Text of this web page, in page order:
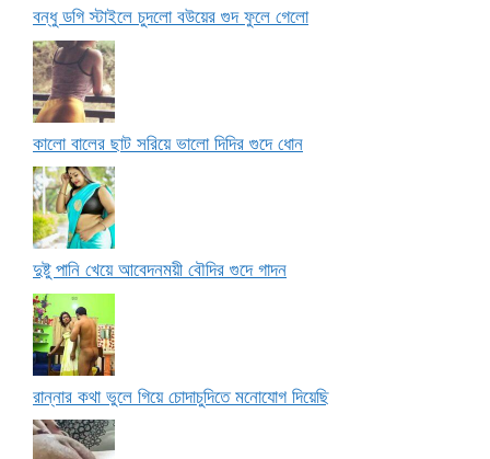
বন্ধু ডগি স্টাইলে চুদলো বউয়ের গুদ ফুলে গেলো
কালো বালের ছাট সরিয়ে ভালো দিদির গুদে ধোন
দুষ্টু পানি খেয়ে আবেদনময়ী বৌদির গুদে গাদন
রান্নার কথা ভুলে গিয়ে চোদাচুদিতে মনোযোগ দিয়েছি